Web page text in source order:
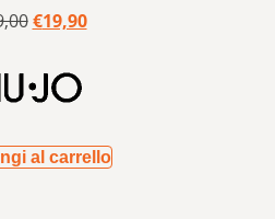
€19,90
al carrello